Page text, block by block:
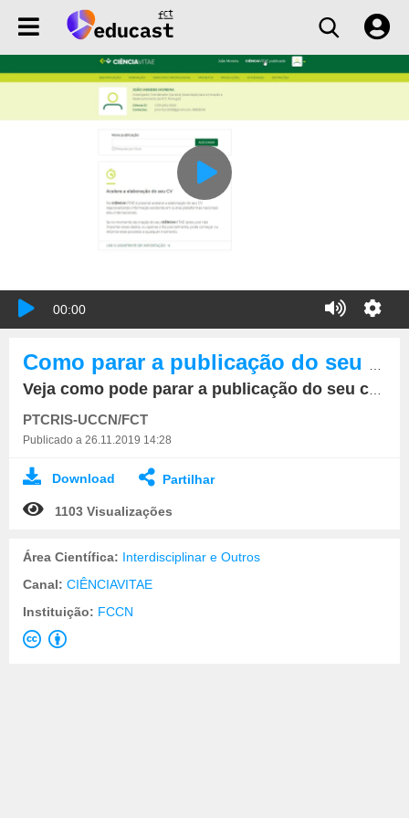
00:00
Veja como pode parar a publicação do seu currículo CIÊNCIAVITAE
PTCRIS-UCCN/FCT
Publicado a 26.11.2019 14:28
Download Partilhar
1103 Visualizações
Área Científica: Interdisciplinar e Outros
Canal: CIÊNCIAVITAE
Instituição: FCCN